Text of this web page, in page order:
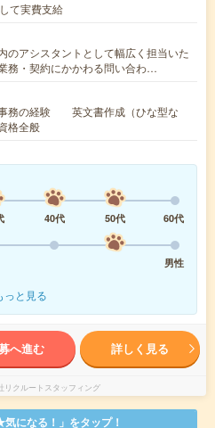
て実費支給
のアシスタントとして幅広く担当いた
務・契約にかかわる問い合わ…
事務の経験 英文書作成（ひな型な
格全般
40代 50代
60代
男性
っと見る
へ進む 詳しく見る
リクルートスタッフィング
になる！」をタップ！